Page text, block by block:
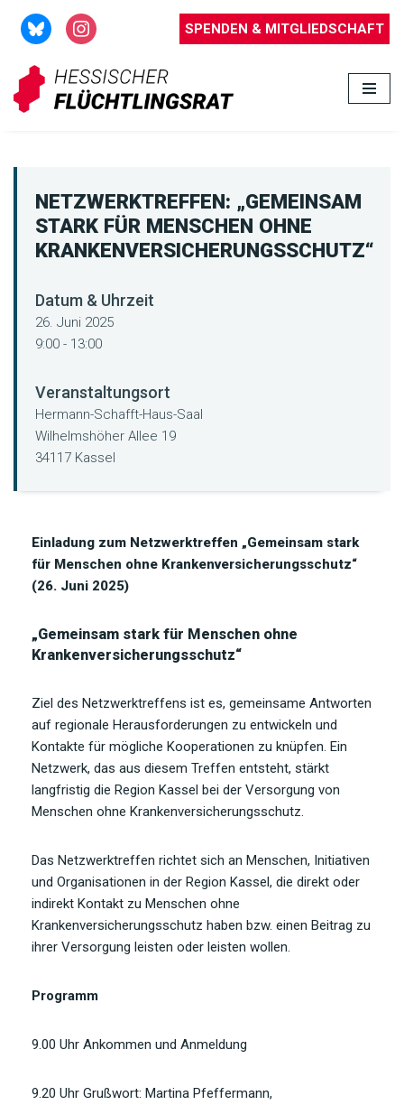
Zum
Inhalt
springen
SPENDEN & MITGLIEDSCHAFT
NETZWERKTREFFEN: „GEMEINSAM
STARK FÜR MENSCHEN OHNE
KRANKENVERSICHERUNGSSCHUTZ“
Datum & Uhrzeit
26. Juni 2025
9:00 - 13:00
Veranstaltungsort
Hermann-Schafft-Haus-Saal
Wilhelmshöher Allee 19
34117 Kassel
Einladung zum Netzwerktreffen „Gemeinsam stark
für Menschen ohne Krankenversicherungsschutz“
(26. Juni 2025)
„Gemeinsam stark für Menschen ohne
Krankenversicherungsschutz“
Ziel des Netzwerktreffens ist es, gemeinsame Antworten
auf regionale Herausforderungen zu entwickeln und
Kontakte für mögliche Kooperationen zu knüpfen. Ein
Netzwerk, das aus diesem Treffen entsteht, stärkt
langfristig die Region Kassel bei der Versorgung von
Menschen ohne Krankenversicherungsschutz.
Das Netzwerktreffen richtet sich an Menschen, Initiativen
und Organisationen in der Region Kassel, die direkt oder
indirekt Kontakt zu Menschen ohne
Krankenversicherungsschutz haben bzw. einen Beitrag zu
ihrer Versorgung leisten oder leisten wollen.
Programm
9.00 Uhr Ankommen und Anmeldung
9.20 Uhr Grußwort: Martina Pfeffermann,